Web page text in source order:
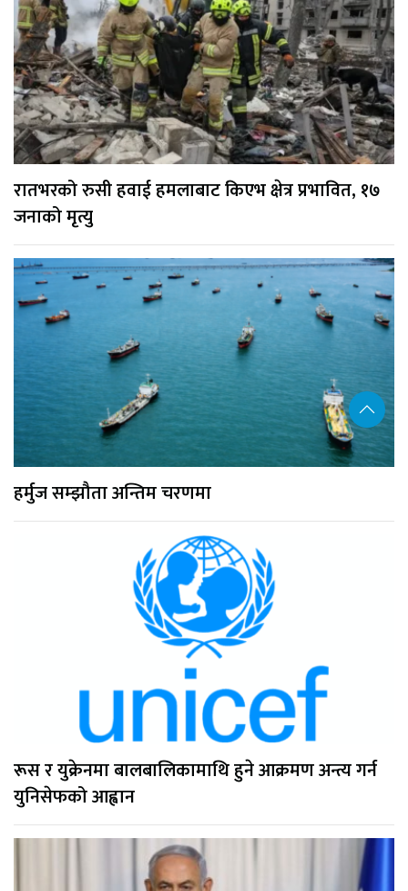
रातभरको रुसी हवाई हमलाबाट किएभ क्षेत्र प्रभावित, १७
जनाको मृत्यु
हर्मुज सम्झौता अन्तिम चरणमा
रूस र युक्रेनमा बालबालिकामाथि हुने आक्रमण अन्त्य गर्न
युनिसेफको आह्वान